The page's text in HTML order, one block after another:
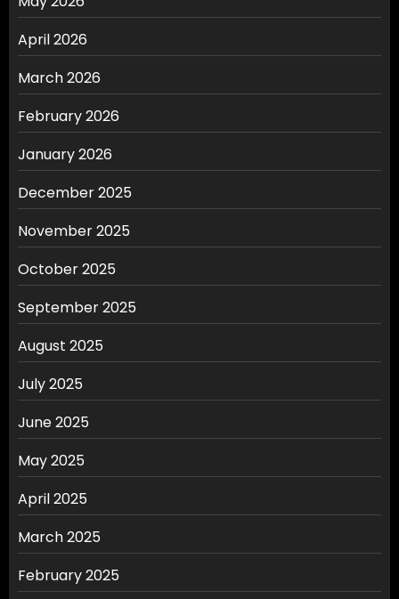
April 2026
March 2026
February 2026
January 2026
December 2025
November 2025
October 2025
September 2025
August 2025
July 2025
June 2025
May 2025
April 2025
March 2025
February 2025